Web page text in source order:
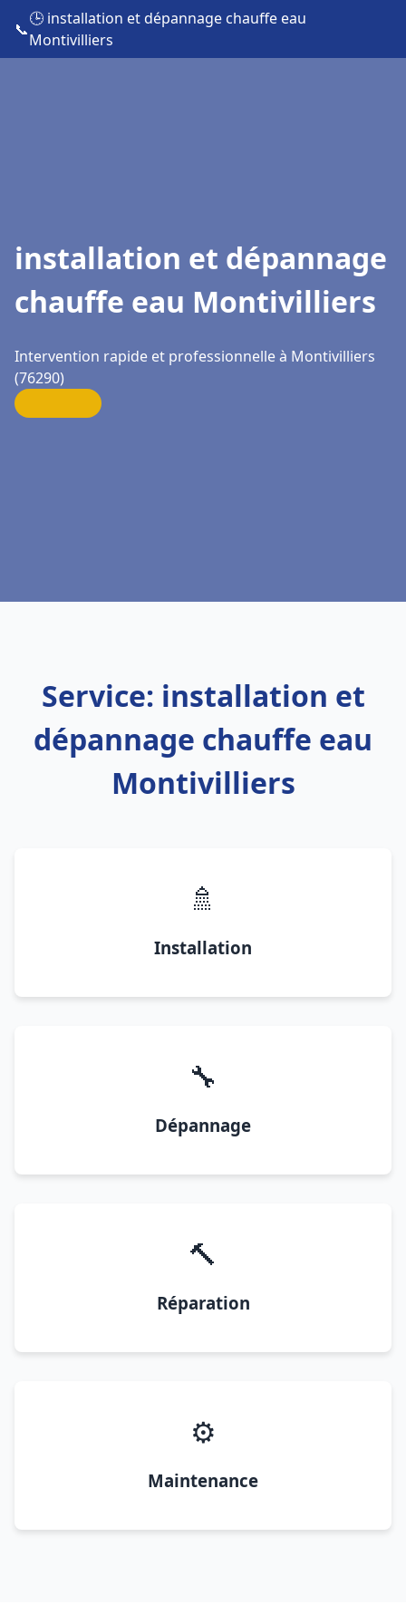
📞
🕒 installation et dépannage chauffe eau
Montivilliers
installation et dépannage
chauffe eau Montivilliers
Intervention rapide et professionnelle à Montivilliers
(76290)
Service: installation et
dépannage chauffe eau
Montivilliers
🚿
Installation
🔧
Dépannage
🔨
Réparation
⚙️
Maintenance